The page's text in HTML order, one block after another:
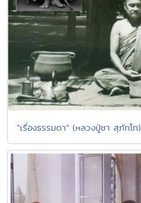
"เรื่องธรรมดา" (หลวงปู่ชา สุภัทโท)